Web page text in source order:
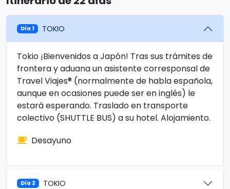
Día 1 TOKIO
Tokio ¡Bienvenidos a Japón! Tras sus trámites de
frontera y aduana un asistente corresponsal de
Travel Viajes® (normalmente de habla española,
aunque en ocasiones puede ser en inglés) le
estará esperando. Traslado en transporte
colectivo (SHUTTLE BUS) a su hotel. Alojamiento.
Desayuno
Día 2 TOKIO